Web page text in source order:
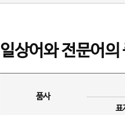
일상어와 전문어의
품사
표